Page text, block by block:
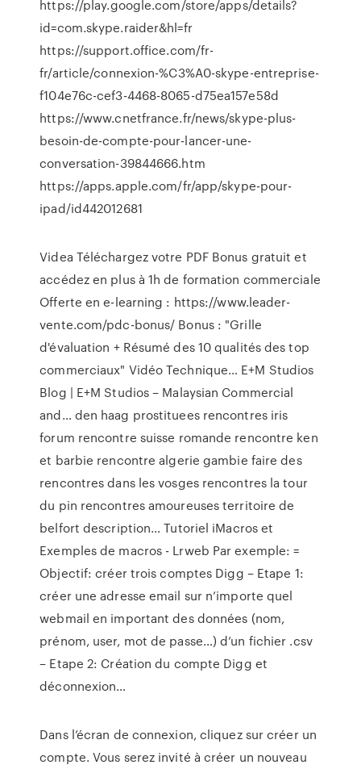
https://play.google.com/store/apps/details?
id=com.skype.raider&hl=fr
https://support.office.com/fr-
fr/article/connexion-%C3%A0-skype-entreprise-
f104e76c-cef3-4468-8065-d75ea157e58d
https://www.cnetfrance.fr/news/skype-plus-
besoin-de-compte-pour-lancer-une-
conversation-39844666.htm
https://apps.apple.com/fr/app/skype-pour-
ipad/id442012681
Videa Téléchargez votre PDF Bonus gratuit et
accédez en plus à 1h de formation commerciale
Offerte en e-learning : https://www.leader-
vente.com/pdc-bonus/ Bonus : "Grille
d'évaluation + Résumé des 10 qualités des top
commerciaux" Vidéo Technique… E+M Studios
Blog | E+M Studios – Malaysian Commercial
and… den haag prostituees rencontres iris
forum rencontre suisse romande rencontre ken
et barbie rencontre algerie gambie faire des
rencontres dans les vosges rencontres la tour
du pin rencontres amoureuses territoire de
belfort description…Tutoriel iMacros et
Exemples de macros - Lrweb Par exemple: =
Objectif: créer trois comptes Digg – Etape 1:
créer une adresse email sur n’importe quel
webmail en important des données (nom,
prénom, user, mot de passe…) d’un fichier .csv
– Etape 2: Création du compte Digg et
déconnexion…
Dans l’écran de connexion, cliquez sur créer un
compte. Vous serez invité à créer un nouveau